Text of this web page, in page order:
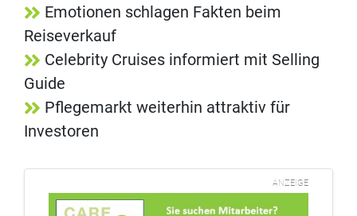
Emotionen schlagen Fakten beim
Reiseverkauf
Celebrity Cruises informiert mit Selling
Guide
Pflegemarkt weiterhin attraktiv für
Investoren
ANZEIGE